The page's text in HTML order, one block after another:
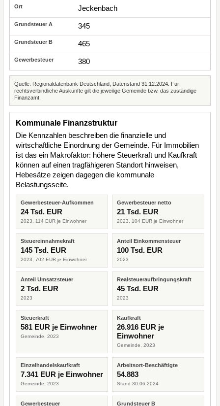
Jeckenbach
345
465
380
Quelle: Regionaldatenbank Deutschland, Datenstand 31.12.2024. Für
rechtsverbindliche Auskünfte gilt die jeweilige Gemeinde bzw. das zuständige
Finanzamt.
Kommunale Finanzstruktur
Die Kennzahlen beschreiben die finanzielle und
wirtschaftliche Einordnung der Gemeinde. Für Immobilien
ist das ein Makrofaktor: höhere Steuerkraft und Kaufkraft
können auf einen tragfähigeren Standort hinweisen,
Hebesätze zeigen dagegen die kommunale
Belastungsseite.
Gewerbesteuer-Aufkommen
24 Tsd. EUR
2023, 114 EUR je Einwohner
Gewerbesteuer netto
21 Tsd. EUR
2023, 104 EUR je Einwohner
Steuereinnahmekraft
145 Tsd. EUR
2023, 702 EUR je Einwohner
Anteil Einkommensteuer
100 Tsd. EUR
2023
Anteil Umsatzsteuer
2 Tsd. EUR
2023
Realsteueraufbringungskraft
45 Tsd. EUR
2023
Steuerkraft
581 EUR je Einwohner
Gemeinde, 2023
Kaufkraft
26.916 EUR je
Einwohner
Gemeinde, 2023
Einzelhandelskaufkraft
7.341 EUR je Einwohner
Gemeinde, 2023
Arbeitsort-Beschäftigte
54.883
Stand 30.06.2024
Gewerbesteuer Grundsteuer B